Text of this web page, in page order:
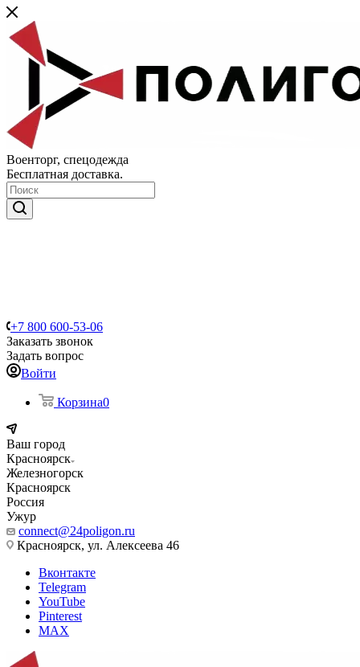
Военторг, спецодежда
Бесплатная доставка.
+7 800 600-53-06
Заказать звонок
Задать вопрос
Войти
Корзина0
Ваш город
Красноярск
Железногорск
Красноярск
Россия
Ужур
connect@24poligon.ru
Красноярск, ул. Алексеева 46
Вконтакте
Telegram
YouTube
Pinterest
MAX